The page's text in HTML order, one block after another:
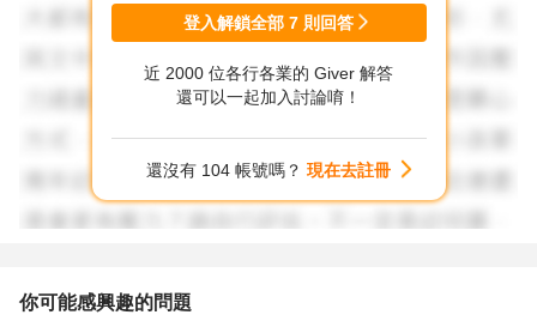
用就匆忙決定，要確保這個選擇符合自己的職涯規劃和發展
登入解鎖全部 7 則回答
近 2000 位各行各業的 Giver 解答
還可以一起加入討論唷！
還沒有 104 帳號嗎？ 現在去註冊
你可能感興趣的問題